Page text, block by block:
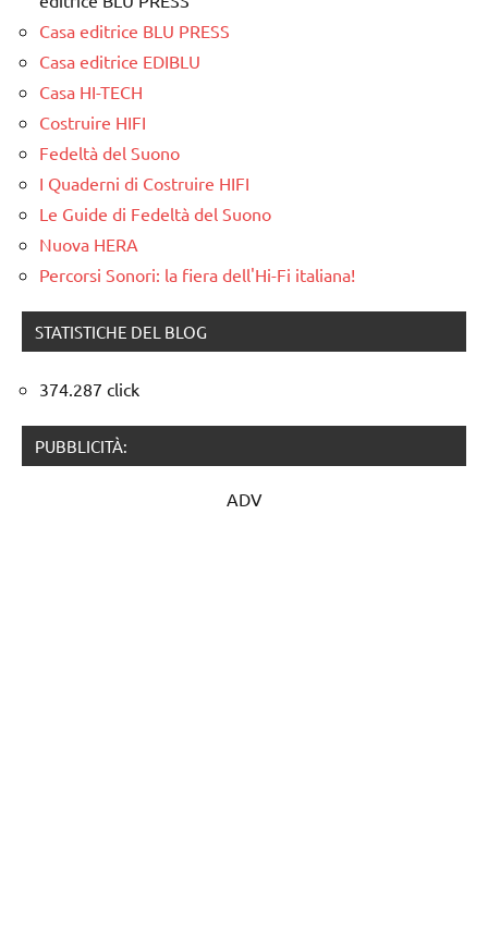
Casa editrice BLU PRESS
Casa editrice EDIBLU
Casa HI-TECH
Costruire HIFI
Fedeltà del Suono
I Quaderni di Costruire HIFI
Le Guide di Fedeltà del Suono
Nuova HERA
Percorsi Sonori: la fiera dell'Hi-Fi italiana!
STATISTICHE DEL BLOG
374.287 click
PUBBLICITÀ:
ADV